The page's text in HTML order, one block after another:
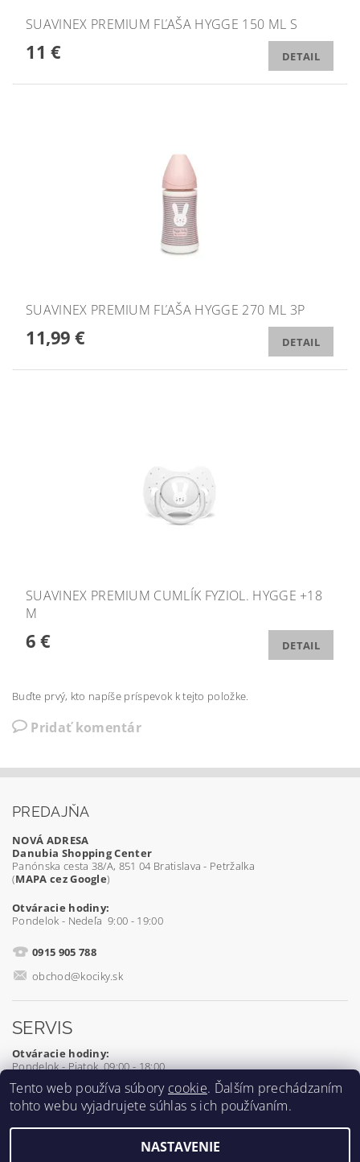
SUAVINEX PREMIUM FĽAŠA HYGGE 150 ML S
11 € DETAIL
SUAVINEX PREMIUM FĽAŠA HYGGE 270 ML 3P
11,99 € DETAIL
SUAVINEX PREMIUM CUMLÍK FYZIOL. HYGGE +18
M
6 € DETAIL
Buďte prvý, kto napíše príspevok k tejto položke.
Pridať komentár
PREDAJŇA
NOVÁ ADRESA
Danubia Shopping Center
Panónska cesta 38/A, 851 04 Bratislava - Petržalka
(MAPA cez Google)
Otváracie hodiny:
Pondelok - Nedeľa 9:00 - 19:00
0915 905 788
obchod@kociky.sk
SERVIS
Otváracie hodiny:
Pondelok - Piatok 09:00 - 18:00
0905 539 927
Tento web používa súbory cookie. Ďalším prechádzaním
tohto webu vyjadrujete súhlas s ich používaním.
NASTAVENIE